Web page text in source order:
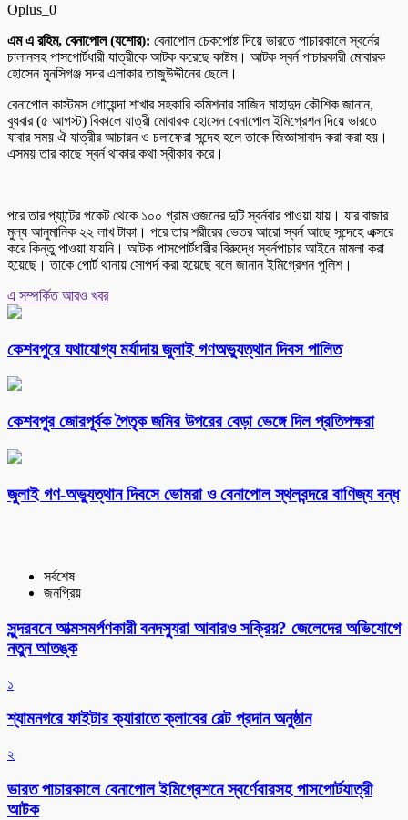
Oplus_0
এম এ রহিম, বেনাপোল (যশোর): বেনাপোল চেকপোষ্ট দিয়ে ভারতে পাচারকালে স্বর্নের
চালানসহ পাসপোর্টধারী যাত্রীকে আটক করেছে কাষ্টম। আটক স্বর্ন পাচারকারী মোবারক
হোসেন মুনসিগঞ্জ সদর এলাকার তাজুউদ্দীনের ছেলে।
বেনাপোল কাস্টমস গোয়েন্দা শাখার সহকারি কমিশনার সাজিদ মাহাদুদ কৌশিক জানান,
বুধবার (৫ আগস্ট) বিকালে যাত্রী মোবারক হোসেন বেনাপোল ইমিগ্রেশন দিয়ে ভারতে
যাবার সময় ঐ যাত্রীর আচারন ও চলাফেরা সন্দেহ হলে তাকে জিজ্ঞাসাবাদ করা করা হয়।
এসময় তার কাছে স্বর্ন থাকার কথা স্বীকার করে।
পরে তার প্যান্টের পকেট থেকে ১০০ গ্রাম ওজনের দুটি স্বর্নবার পাওয়া যায়। যার বাজার
মুল্য আনুমানিক ২২ লাখ টাকা। পরে তার শরীরের ভেতর আরো স্বর্ন আছে সন্দেহে এক্সরে
করে কিন্তু পাওয়া যায়নি। আটক পাসপোর্টধারীর বিরুদ্ধে স্বর্নপাচার আইনে মামলা করা
হয়েছে। তাকে পোর্ট থানায় সোপর্দ করা হয়েছে বলে জানান ইমিগ্রেশন পুলিশ।
এ সম্পর্কিত আরও খবর
কেশবপুরে যথাযোগ্য মর্যাদায় জুলাই গণঅভ্যুত্থান দিবস পালিত
কেশবপুর জোরপূর্বক পৈতৃক জমির উপরের বেড়া ভেঙ্গে দিল প্রতিপক্ষরা
‎জুলাই গণ-অভ্যুত্থান দিবসে ভোমরা ও বেনাপোল স্থলবন্দরে বাণিজ্য বন্ধ
সর্বশেষ
জনপ্রিয়
সুন্দরবনে আত্মসমর্পণকারী বনদস্যুরা আবারও সক্রিয়? জেলেদের অভিযোগে
নতুন আতঙ্ক
১
শ্যামনগরে ফাইটার ক্যারাতে ক্লাবের বেল্ট প্রদান অনুষ্ঠান
২
ভারত পাচারকালে বেনাপোল ইমিগ্রেশনে স্বর্ণেবারসহ পাসপোর্টযাত্রী
আটক